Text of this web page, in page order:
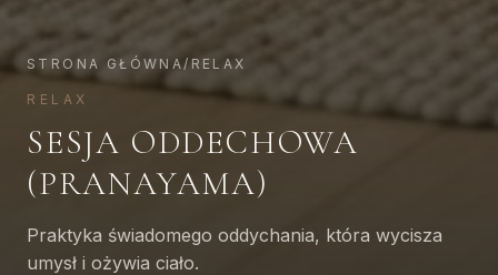
STRONA GŁÓWNA/ RELAX
RELAX
SESJA ODDECHOWA
(PRANAYAMA)
Praktyka świadomego oddychania, która wycisza
umysł i ożywia ciało.